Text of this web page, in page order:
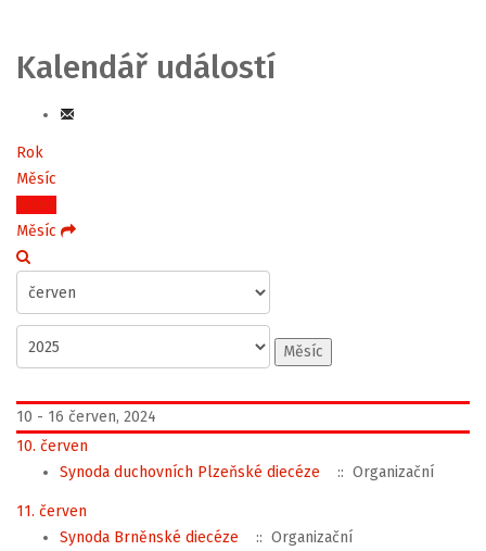
Kalendář událostí
Rok
Měsíc
Týden
Měsíc
Měsíc
10 - 16 červen, 2024
10. červen
Synoda duchovních Plzeňské diecéze
:: Organizační
11. červen
Synoda Brněnské diecéze
:: Organizační